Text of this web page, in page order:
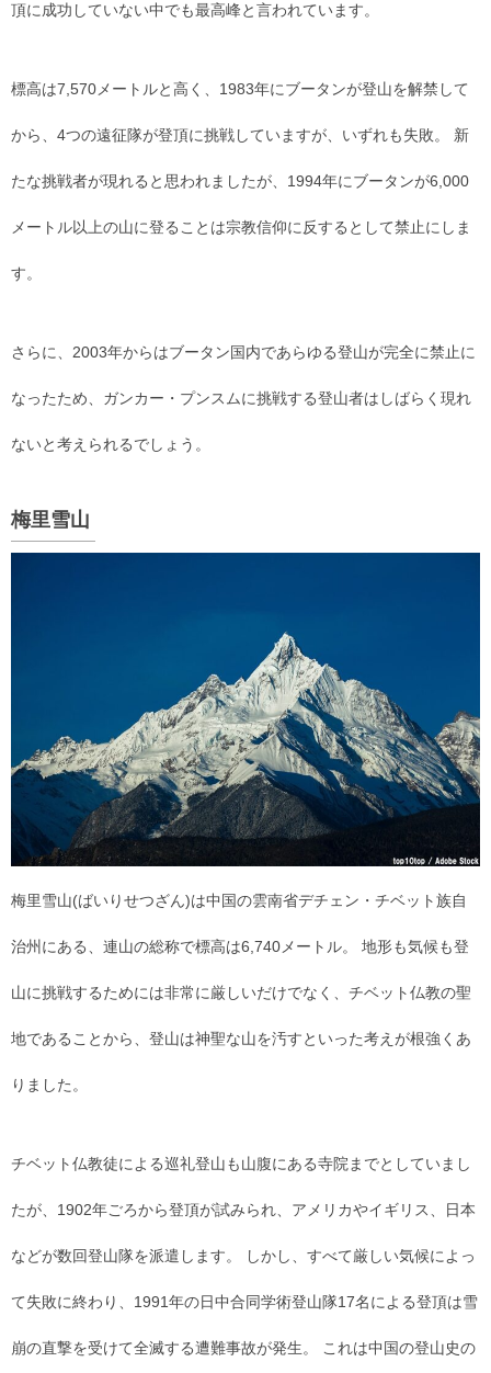
頂に成功していない中でも最高峰と言われています。
標高は7,570メートルと高く、1983年にブータンが登山を解禁して
から、4つの遠征隊が登頂に挑戦していますが、いずれも失敗。 新
たな挑戦者が現れると思われましたが、1994年にブータンが6,000
メートル以上の山に登ることは宗教信仰に反するとして禁止にしま
す。
さらに、2003年からはブータン国内であらゆる登山が完全に禁止に
なったため、ガンカー・プンスムに挑戦する登山者はしばらく現れ
ないと考えられるでしょう。
梅里雪山
梅里雪山(ばいりせつざん)は中国の雲南省デチェン・チベット族自
治州にある、連山の総称で標高は6,740メートル。 地形も気候も登
山に挑戦するためには非常に厳しいだけでなく、チベット仏教の聖
地であることから、登山は神聖な山を汚すといった考えが根強くあ
りました。
チベット仏教徒による巡礼登山も山腹にある寺院までとしていまし
たが、1902年ごろから登頂が試みられ、アメリカやイギリス、日本
などが数回登山隊を派遣します。 しかし、すべて厳しい気候によっ
て失敗に終わり、1991年の日中合同学術登山隊17名による登頂は雪
崩の直撃を受けて全滅する遭難事故が発生。 これは中国の登山史の